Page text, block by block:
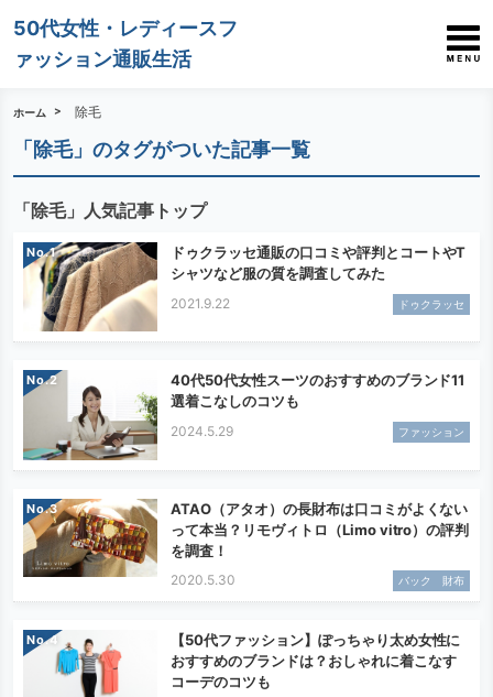
50代女性・レディースフ
ァッション通販生活
ホーム 除毛
「除毛」のタグがついた記事一覧
「除毛」人気記事トップ
No.
ドゥクラッセ通販の口コミや評判とコートやT
シャツなど服の質を調査してみた
2021.9.22 ドゥクラッセ
No.
40代50代女性スーツのおすすめのブランド11
選着こなしのコツも
2024.5.29 ファッション
No.
ATAO（アタオ）の長財布は口コミがよくない
って本当？リモヴィトロ（Limo vitro）の評判
を調査！
2020.5.30 バック 財布
No.
【50代ファッション】ぽっちゃり太め女性に
おすすめのブランドは？おしゃれに着こなす
コーデのコツも